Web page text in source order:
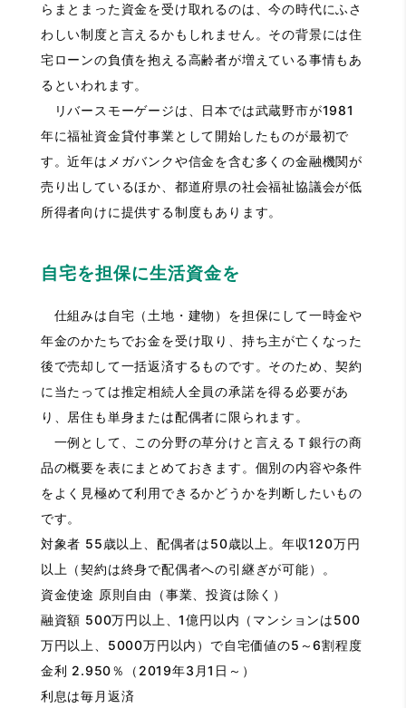
らまとまった資金を受け取れるのは、今の時代にふさ
わしい制度と言えるかもしれません。その背景には住
宅ローンの負債を抱える高齢者が増えている事情もあ
るといわれます。
リバースモーゲージは、日本では武蔵野市が1981
年に福祉資金貸付事業として開始したものが最初で
す。近年はメガバンクや信金を含む多くの金融機関が
売り出しているほか、都道府県の社会福祉協議会が低
所得者向けに提供する制度もあります。
自宅を担保に生活資金を
仕組みは自宅（土地・建物）を担保にして一時金や
年金のかたちでお金を受け取り、持ち主が亡くなった
後で売却して一括返済するものです。そのため、契約
に当たっては推定相続人全員の承諾を得る必要があ
り、居住も単身または配偶者に限られます。
一例として、この分野の草分けと言えるＴ銀行の商
品の概要を表にまとめておきます。個別の内容や条件
をよく見極めて利用できるかどうかを判断したいもの
です。
対象者 55歳以上、配偶者は50歳以上。年収120万円
以上（契約は終身で配偶者への引継ぎが可能）。
資金使途 原則自由（事業、投資は除く）
融資額 500万円以上、1億円以内（マンションは500
万円以上、5000万円以内）で自宅価値の5～6割程度
金利 2.950％（2019年3月1日～）
利息は毎月返済